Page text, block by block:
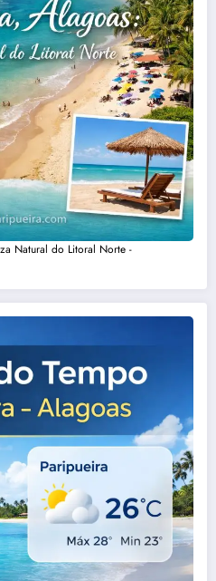
Natural do Litoral Norte -